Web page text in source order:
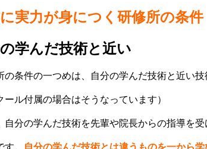
実力が身につく研修所の条件
学んだ技術と近い
の条件の一つめは、自分の学んだ技術と近い
ール付属の場合はそうなっています）
自分の学んだ技術を先輩や院長からの指導を
。 自分の学んだ技術とは違うものを一から